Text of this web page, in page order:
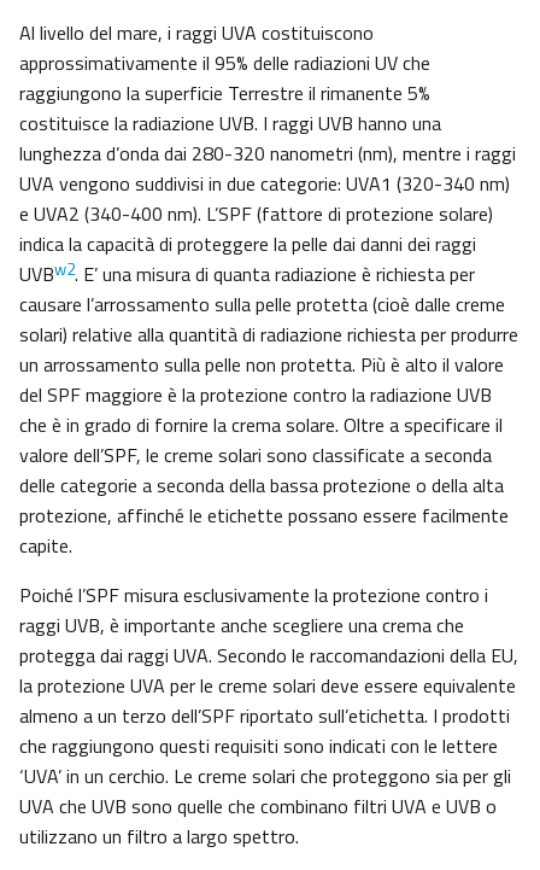
Al livello del mare, i raggi UVA costituiscono
approssimativamente il 95% delle radiazioni UV che
raggiungono la superficie Terrestre il rimanente 5%
costituisce la radiazione UVB. I raggi UVB hanno una
lunghezza d’onda dai 280-320 nanometri (nm), mentre i raggi
UVA vengono suddivisi in due categorie: UVA1 (320-340 nm)
e UVA2 (340-400 nm). L’SPF (fattore di protezione solare)
indica la capacità di proteggere la pelle dai danni dei raggi
UVBw2. E’ una misura di quanta radiazione è richiesta per
causare l’arrossamento sulla pelle protetta (cioè dalle creme
solari) relative alla quantità di radiazione richiesta per produrre
un arrossamento sulla pelle non protetta. Più è alto il valore
del SPF maggiore è la protezione contro la radiazione UVB
che è in grado di fornire la crema solare. Oltre a specificare il
valore dell’SPF, le creme solari sono classificate a seconda
delle categorie a seconda della bassa protezione o della alta
protezione, affinché le etichette possano essere facilmente
capite.
Poiché l’SPF misura esclusivamente la protezione contro i
raggi UVB, è importante anche scegliere una crema che
protegga dai raggi UVA. Secondo le raccomandazioni della EU,
la protezione UVA per le creme solari deve essere equivalente
almeno a un terzo dell’SPF riportato sull’etichetta. I prodotti
che raggiungono questi requisiti sono indicati con le lettere
‘UVA’ in un cerchio. Le creme solari che proteggono sia per gli
UVA che UVB sono quelle che combinano filtri UVA e UVB o
utilizzano un filtro a largo spettro.